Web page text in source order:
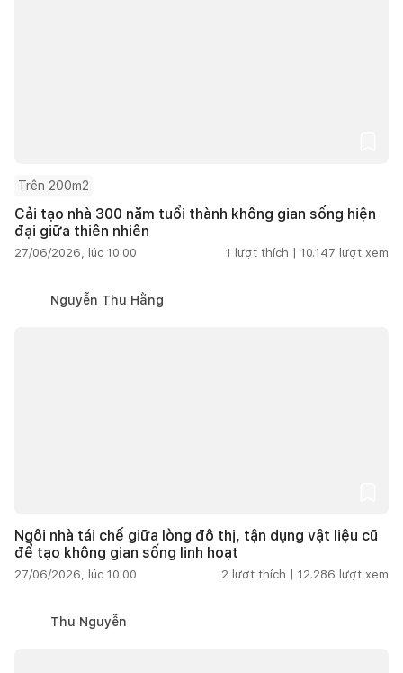
Trên 200m2
Cải tạo nhà 300 năm tuổi thành không gian sống hiện
đại giữa thiên nhiên
27/06/2026, lúc 10:00 1 lượt thích | 10.147 lượt xem
Nguyễn Thu Hằng
Ngôi nhà tái chế giữa lòng đô thị, tận dụng vật liệu cũ
để tạo không gian sống linh hoạt
27/06/2026, lúc 10:00 2 lượt thích | 12.286 lượt xem
Thu Nguyễn